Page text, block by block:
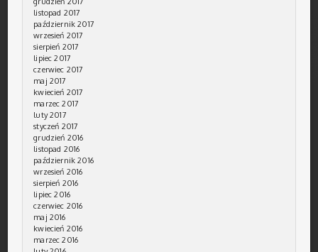
listopad 2017
październik 2017
wrzesień 2017
sierpień 2017
lipiec 2017
czerwiec 2017
maj 2017
kwiecień 2017
marzec 2017
luty 2017
styczeń 2017
grudzień 2016
listopad 2016
październik 2016
wrzesień 2016
sierpień 2016
lipiec 2016
czerwiec 2016
maj 2016
kwiecień 2016
marzec 2016